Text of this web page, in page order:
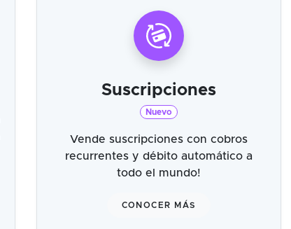
Suscripciones
Nuevo
Vende suscripciones con cobros
recurrentes y débito automático a
todo el mundo!
CONOCER MÁS